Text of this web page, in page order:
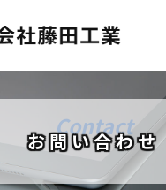
お問い合わせ